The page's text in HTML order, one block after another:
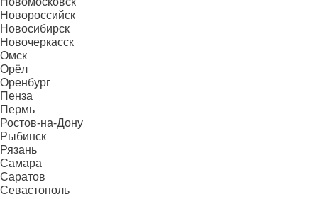
Новороссийск
Новосибирск
Новочеркасск
Омск
Орёл
Оренбург
Пенза
Пермь
Ростов-на-Дону
Рыбинск
Рязань
Самара
Саратов
Севастополь